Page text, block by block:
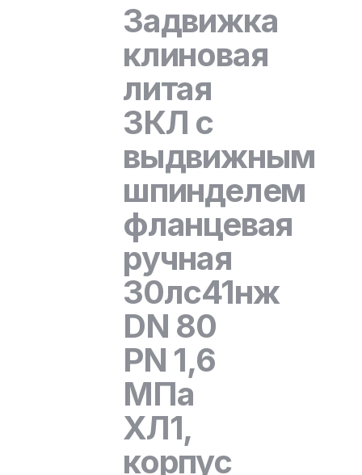
Задвижка
клиновая
литая
ЗКЛ с
выдвижным
шпинделем
фланцевая
ручная
30лс41нж
DN 80
PN 1,6
МПа
ХЛ1,
корпус